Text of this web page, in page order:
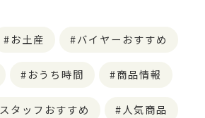
お土産 バイヤーおすすめ
おうち時間 商品情報
スタッフおすすめ 人気商品